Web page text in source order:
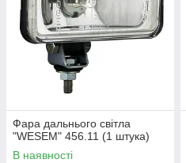
Фара дальнього світла
"WESEM" 456.11 (1 штука)
В наявності